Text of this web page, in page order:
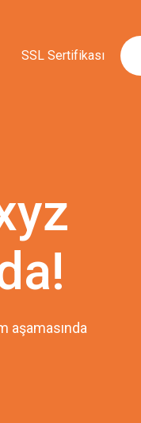
SSL Sertifikası
aşamasında